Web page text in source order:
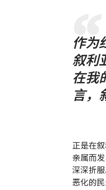
作为
叙利
在我
言，
正是在
亲属而
深深折
恶化的